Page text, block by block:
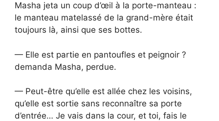
Masha jeta un coup d’œil à la porte-manteau :
le manteau matelassé de la grand-mère était
toujours là, ainsi que ses bottes.
— Elle est partie en pantoufles et peignoir ?
demanda Masha, perdue.
— Peut-être qu’elle est allée chez les voisins,
qu’elle est sortie sans reconnaître sa porte
d’entrée… Je vais dans la cour, et toi, fais le